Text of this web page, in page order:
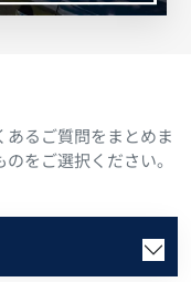
るご質問をまとめま
をご選択ください。